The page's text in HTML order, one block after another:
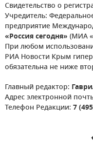
Свидетельство о
Учредитель:
предприятие
«Россия сегодня» (МИА
При любом
РИА Новости Крым
обязательна не ниже
Главный редактор:
Адрес электронной
Телефон Редакции: 7